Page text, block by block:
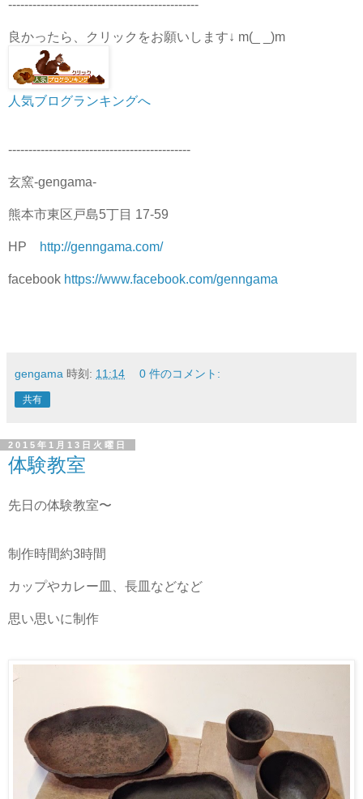
-----------------------------------------------
良かったら、クリックをお願いします↓ m(_ _)m
人気ブログランキングへ
---------------------------------------------
玄窯-gengama-
熊本市東区戸島5丁目 17-59
HP http://genngama.com/
facebook https://www.facebook.com/genngama
gengama 時刻: 11:14 0 件のコメント:
共有
2015年1月13日火曜日
体験教室
先日の体験教室〜
制作時間約3時間
カップやカレー皿、長皿などなど
思い思いに制作